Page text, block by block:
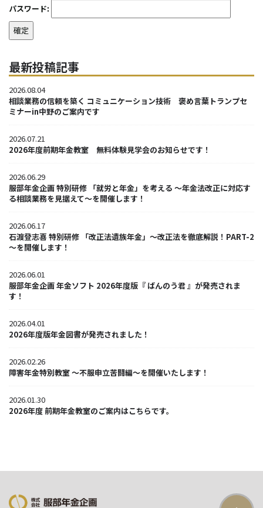
パスワード:
最新投稿記事
2026.08.04
相談業務の信頼を築く コミュニケーション技術 褒め言葉トランプセ
ミナーin中野のご案内です
2026.07.21
2026年度前期年金教室 無料体験見学会のお知らせです！
2026.06.29
服部年金企画 特別研修 「就労と年金」を考える ～年金法改正に対応す
る相談業務を見据えて～を開催します！
2026.06.17
石渡登志喜 特別研修 「改正法遺族年金」～改正法を徹底解説！PART-2
～を開催します！
2026.06.01
服部年金企画 年金ソフト 2026年度版『 ばんのう君 』が発売されま
す！
2026.04.01
2026年度版年金図書が発売されました！
2026.02.26
障害年金特別教室 ～不服申立苦闘編～を開催いたします！
2026.01.30
2026年度 前期年金教室のご案内はこちらです。